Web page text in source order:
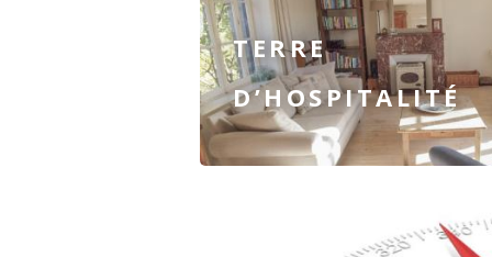
TERRE
D’HOSPITALITÉ